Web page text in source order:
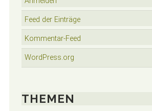
Feed der Einträge
Kommentar-Feed
WordPress.org
THEMEN